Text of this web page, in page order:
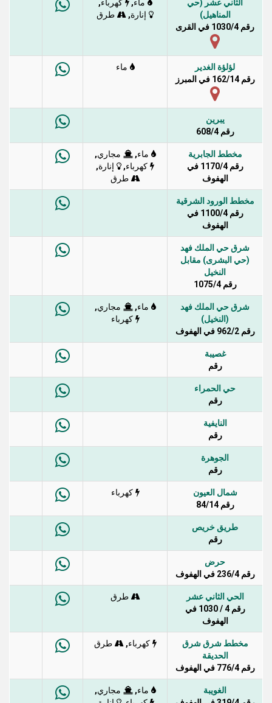
الثاني عشر (حي
المناهيل)
رقم 1030/4 في القرى
ماء, كهرباء,
إنارة, طرق
لؤلؤة الغدير
رقم 162/14 في المبرز
ماء
يبرين
رقم 608/4
مخطط الجابرية
رقم 1170/4 في
الهفوف
ماء, مجاري,
كهرباء, إنارة,
طرق
مخطط الورود الشرقية
رقم 1100/4 في
الهفوف
شرق حي الملك فهد
(حي البشرى) مقابل
النخيل
رقم 1075/4
شرق حي الملك فهد
(النخيل)
رقم 962/2 في الهفوف
ماء, مجاري,
كهرباء
غصيبة
رقم
حي الحمراء
رقم
النايفية
رقم
الجوهرة
رقم
شمال العيون
رقم 84/14
كهرباء
طريق خريص
رقم
حرض
رقم 236/4 في الهفوف
الحي الثاني عشر
رقم 4 / 1030 في
الهفوف
طرق
مخطط شرق شرق
الحديقة
رقم 776/4 في الهفوف
كهرباء, طرق
الغويبة
ماء, مجاري,